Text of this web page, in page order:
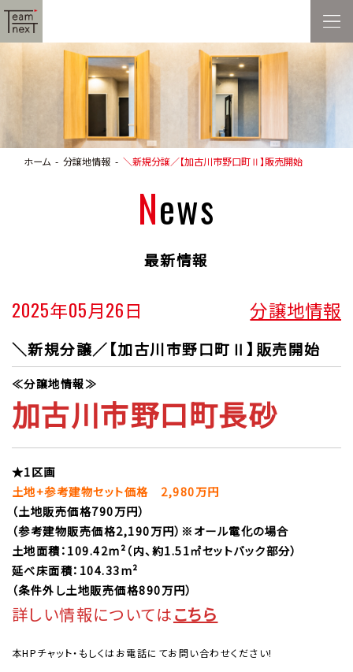
ホーム 分譲地情報 ＼新規分譲／【加古川市野口町Ⅱ】販売開始
News
最新情報
2025年05月26日 分譲地情報
＼新規分譲／【加古川市野口町Ⅱ】販売開始
≪分譲地情報≫
加古川市野口町長砂
★1区画
土地+参考建物セット価格 2,980万円
（土地販売価格790万円）
（参考建物販売価格2,190万円）※オール電化の場合
土地面積：109.42m²（内、約1.51㎡セットバック部分）
延べ床面積：104.33m²
（条件外し土地販売価格890万円）
詳しい情報についてはこちら
本HPチャット・もしくはお電話にてお問い合わせください!